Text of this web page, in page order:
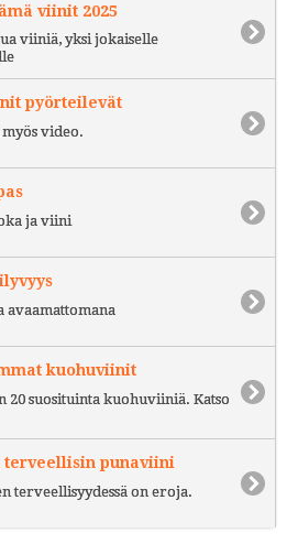
viinit 2025
viiniä, yksi jokaiselle
pyörteilevät
myös video.
ja viini
avaamattomana
kuohuviinit
20 suosituinta kuohuviiniä. Katso
terveellisin punaviini
terveellisyydessä on eroja.